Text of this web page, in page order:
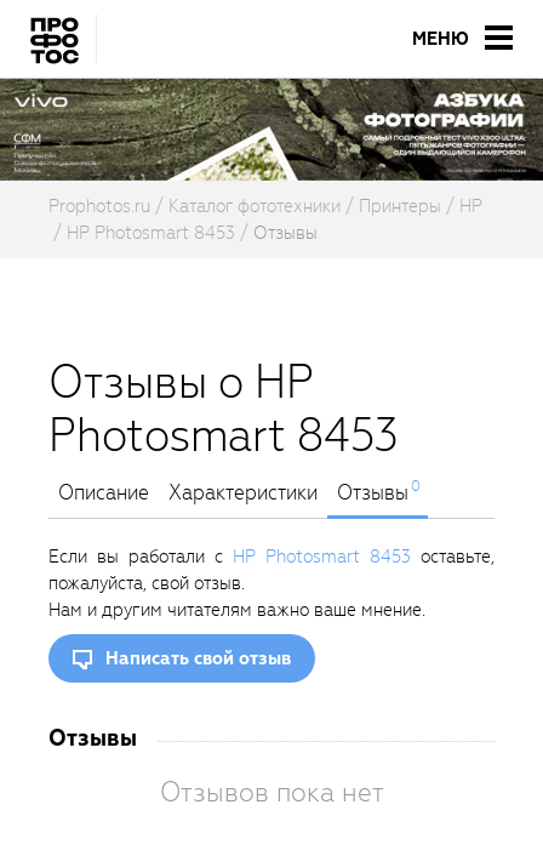
МЕНЮ
Prophotos.ru Каталог фототехники Принтеры
HP
HP Photosmart 8453
Отзывы
Отзывы о HP
Photosmart 8453
Описание Характеристики Отзывы0
Если вы работали с HP Photosmart 8453 оставьте,
пожалуйста, свой отзыв.
Нам и другим читателям важно ваше мнение.
Написать свой отзыв
Отзывы
Отзывов пока нет